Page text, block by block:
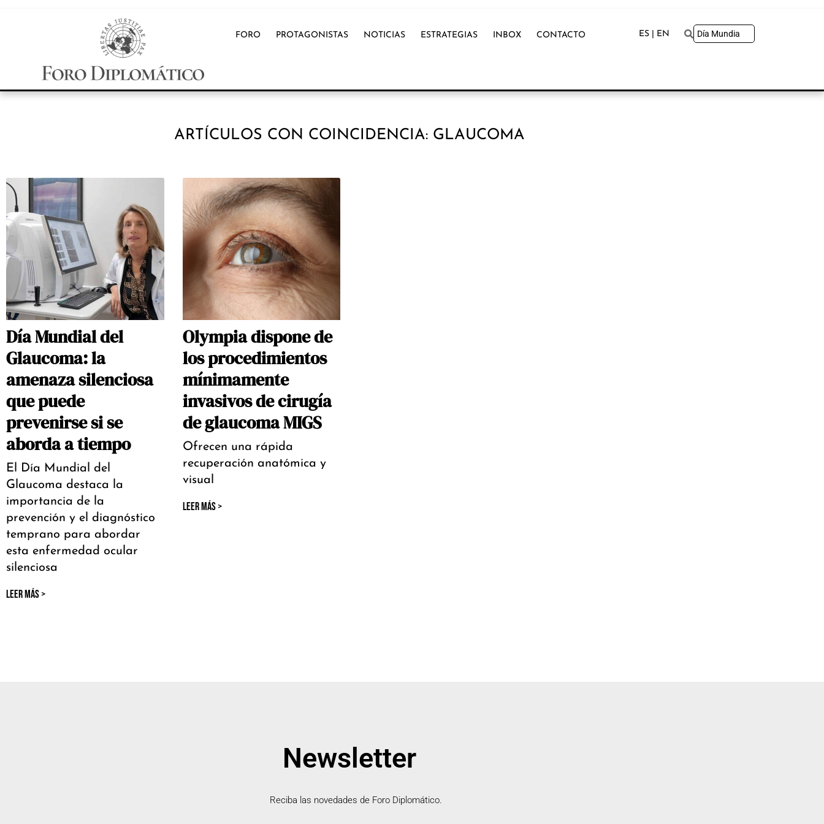
FORO PROTAGONISTAS NOTICIAS ESTRATEGIAS INBOX CONTACTO ES | EN
ARTÍCULOS CON COINCIDENCIA: GLAUCOMA
Día Mundial del
Glaucoma: la
amenaza silenciosa
que puede
prevenirse si se
aborda a tiempo
El Día Mundial del
Glaucoma destaca la
importancia de la
prevención y el diagnóstico
temprano para abordar
esta enfermedad ocular
silenciosa
LEER MÁS >
Olympia dispone de
los procedimientos
mínimamente
invasivos de cirugía
de glaucoma MIGS
Ofrecen una rápida
recuperación anatómica y
visual
LEER MÁS >
Newsletter
Reciba las novedades de Foro Diplomático.